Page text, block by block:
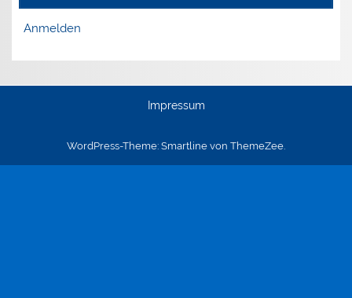
Anmelden
Impressum
WordPress-Theme: Smartline von ThemeZee.